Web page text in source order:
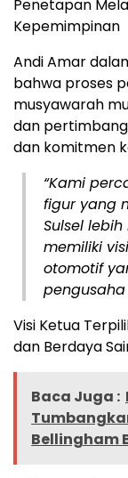
Penetapan
Kepemimpinan
Andi Amar
bahwa proses
musyawarah
dan
dan komitmen
“Kami
figur yang
Sulsel
memiliki
otomotif
pengusaha
Visi Ketua
dan Berdaya
Baca Juga :
Bellingham